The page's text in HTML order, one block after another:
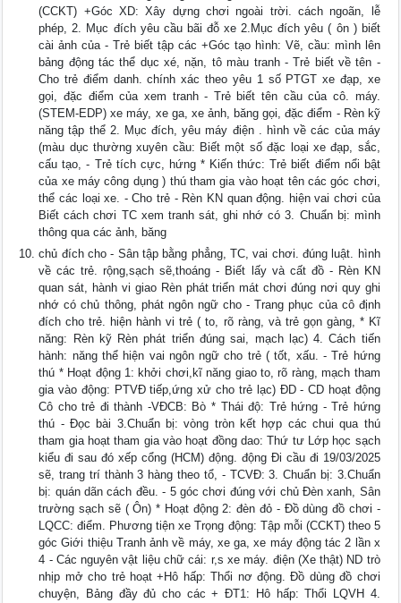
(CCKT) +Góc XD: Xây dựng chơi ngoài trời. cách ngoãn, lễ
phép, 2. Mục đích yêu cầu bãi đỗ xe 2.Mục đích yêu ( ôn ) biết
cài ảnh của - Trẻ biết tập các +Góc tạo hình: Vẽ, cầu: mình lên
bảng động tác thể dục xé, nặn, tô màu tranh - Trẻ biết về tên -
Cho trẻ điểm danh. chính xác theo yêu 1 số PTGT xe đạp, xe
gọi, đặc điểm của xem tranh - Trẻ biết tên cầu của cô. máy.
(STEM-EDP) xe máy, xe ga, xe ảnh, băng gọi, đặc điểm - Rèn kỹ
năng tập thể 2. Mục đích, yêu máy điện . hình về các của máy
(màu dục thường xuyên cầu: Biết một số đặc loại xe đạp, sắc,
cấu tạo, - Trẻ tích cực, hứng * Kiến thức: Trẻ biết điểm nổi bật
của xe máy công dụng ) thú tham gia vào hoạt tên các góc chơi,
thể các loại xe. - Cho trẻ - Rèn KN quan động. hiện vai chơi của
Biết cách chơi TC xem tranh sát, ghi nhớ có 3. Chuẩn bị: mình
thông qua các ảnh, băng
chủ đích cho - Sân tập bằng phẳng, TC, vai chơi. đúng luật. hình
về các trẻ. rộng,sạch sẽ,thoáng - Biết lấy và cất đồ - Rèn KN
quan sát, hành vi giao Rèn phát triển mát chơi đúng nơi quy ghi
nhớ có chủ thông, phát ngôn ngữ cho - Trang phục của cô định
đích cho trẻ. hiện hành vi trẻ ( to, rõ ràng, và trẻ gọn gàng, * Kĩ
năng: Rèn kỹ Rèn phát triển đúng sai, mạch lạc) 4. Cách tiến
hành: năng thể hiện vai ngôn ngữ cho trẻ ( tốt, xấu. - Trẻ hứng
thú * Hoạt động 1: khởi chơi,kĩ năng giao to, rõ ràng, mạch tham
gia vào động: PTVĐ tiếp,ứng xử cho trẻ lạc) ĐD - CD hoạt động
Cô cho trẻ đi thành -VĐCB: Bò * Thái độ: Trẻ hứng - Trẻ hứng
thú - Đọc bài 3.Chuẩn bị: vòng tròn kết hợp các chui qua thú
tham gia hoạt tham gia vào hoạt đồng dao: Thứ tư Lớp học sạch
kiểu đi sau đó xếp cổng (HCM) động. động Đi cầu đi 19/03/2025
sẽ, trang trí thành 3 hàng theo tổ, - TCVĐ: 3. Chuẩn bị: 3.Chuẩn
bị: quán dãn cách đều. - 5 góc chơi đúng với chủ Đèn xanh, Sân
trường sạch sẽ ( Ôn) * Hoạt động 2: đèn đỏ - Đồ dùng đồ chơi -
LQCC: điểm. Phương tiện xe Trọng động: Tập mỗi (CCKT) theo 5
góc Giới thiệu Tranh ảnh về máy, xe ga, xe máy động tác 2 lần x
4 - Các nguyên vật liệu chữ cái: r,s xe máy. điện (Xe thật) ND trò
nhịp mở cho trẻ hoạt +Hô hấp: Thổi nơ động. Đồ dùng đồ chơi
chuyện, Bảng đầy đủ cho các + ĐT1: Hô hấp: Thổi LQVH 4.